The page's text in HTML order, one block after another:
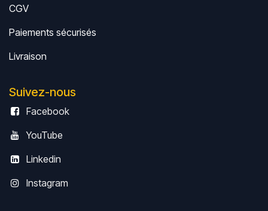
CGV
Paiements sécurisés
Livraison
Suivez-nous
Facebook
YouTube
Linkedin
Instagram